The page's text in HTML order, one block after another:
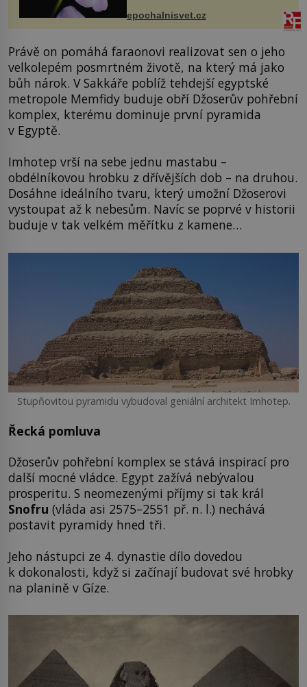
vstupenka...
epochalnisvet.cz
Právě on pomáhá faraonovi realizovat sen o jeho
velkolepém posmrtném životě, na který má jako
bůh nárok. V Sakkáře poblíž tehdejší egyptské
metropole Memfidy buduje obří Džoserův pohřební
komplex, kterému dominuje první pyramida
v Egyptě.
Imhotep vrší na sebe jednu mastabu –
obdélníkovou hrobku z dřívějších dob – na druhou.
Dosáhne ideálního tvaru, který umožní Džoserovi
vystoupat až k nebesům. Navíc se poprvé v historii
buduje v tak velkém měřítku z kamene…
Stupňovitou pyramidu vybudoval geniální architekt Imhotep.
Řecká pomluva
Džoserův pohřební komplex se stává inspirací pro
další mocné vládce. Egypt zažívá nebývalou
prosperitu. S neomezenými příjmy si tak král
Snofru (vláda asi 2575–2551 př. n. l.) nechává
postavit pyramidy hned tři.
Jeho nástupci ze 4. dynastie dílo dovedou
k dokonalosti, když si začínají budovat své hrobky
na planině v Gíze.